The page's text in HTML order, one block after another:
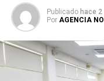
Publicado hace
Por AGENCIA